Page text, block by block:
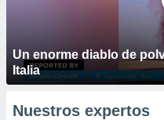
Un enorme diablo de
Italia
Nuestros expertos